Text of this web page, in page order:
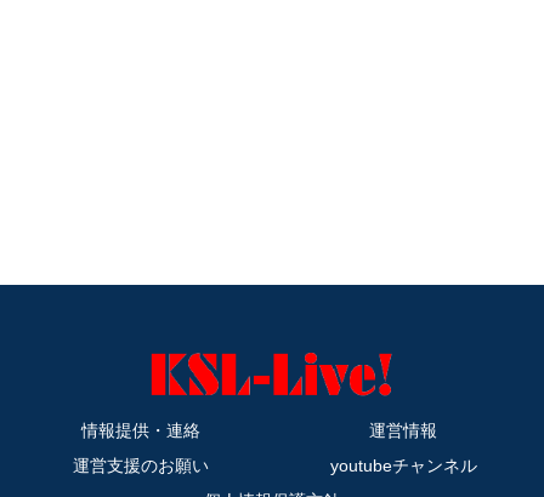
情報提供・連絡
運営情報
運営支援のお願い
youtubeチャンネル